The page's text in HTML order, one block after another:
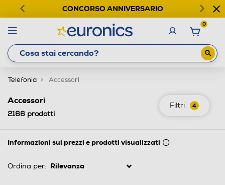
CONCORSO ANNIVERSARIO
0
Telefonia Accessori
Filtri 4
Accessori
2166 prodotti
Informazioni sui prezzi e prodotti visualizzati
Ordina per: